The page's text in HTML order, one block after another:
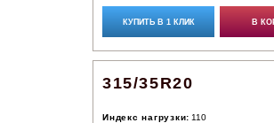
КУПИТЬ В 1 КЛИК В
315/35R20
Индекс нагрузки: 110